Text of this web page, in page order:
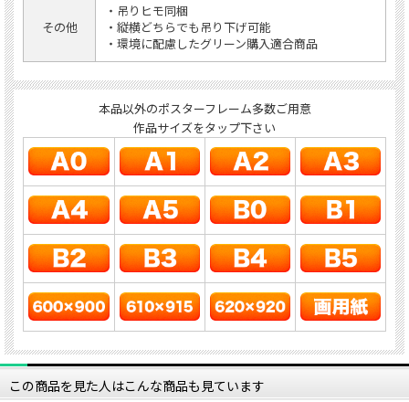
その他
・吊りヒモ同梱
・縦横どちらでも吊り下げ可能
・環境に配慮したグリーン購入適合商品
本品以外のポスターフレーム多数ご用意
作品サイズをタップ下さい
この商品を見た人はこんな商品も見ています